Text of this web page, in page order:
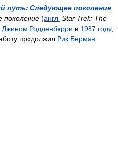
путь: Следующее поколение
поколение (англ. Star Trek: The
Джином Родденберри в 1987 году,
продолжил Рик Берман.